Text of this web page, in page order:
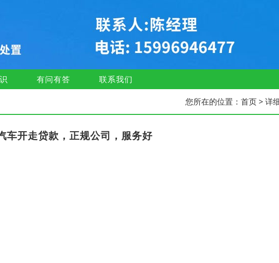
有问有答 联系我们
您所在的位置： 首页> 详
车开走贷款，正规公司，服务好